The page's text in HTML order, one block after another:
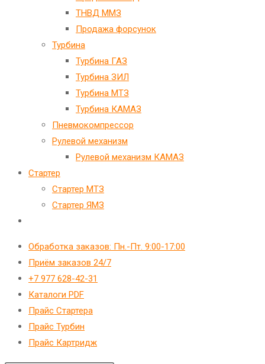
ТНВД ММЗ
Продажа форсунок
Турбина
Турбина ГАЗ
Турбина ЗИЛ
Турбина МТЗ
Турбина КАМАЗ
Пневмокомпрессор
Рулевой механизм
Рулевой механизм КАМАЗ
Стартер
Стартер МТЗ
Стартер ЯМЗ
по
веб-
сайту
Обработка заказов: Пн.-Пт. 9:00-17:00
Приём заказов 24/7
+7 977 628-42-31
Каталоги PDF
Прайс Стартера
Прайс Турбин
Прайс Картридж